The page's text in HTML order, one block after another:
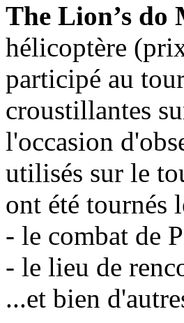
The Lion’s do
hélicoptère
participé au
croustillantes
l'occasion
utilisés sur le
ont été tournés
- le combat de
- le lieu de
...et bien